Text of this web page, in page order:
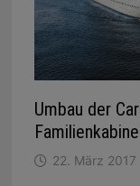
Umbau der
22. März 2017